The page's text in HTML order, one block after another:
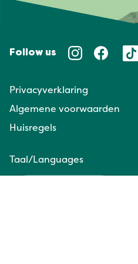
Follow us
Privacyverklaring
Algemene voorwaarden
Huisregels
Taal/Languages